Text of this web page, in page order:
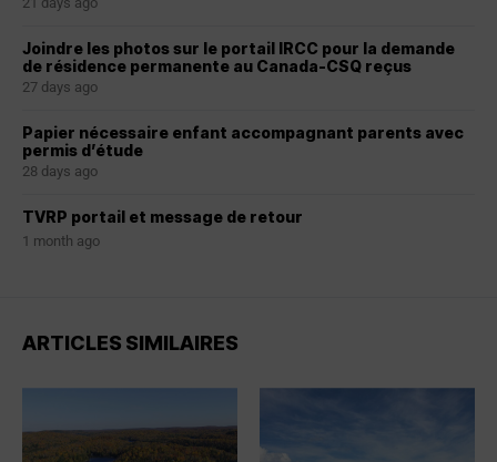
Joindre les photos sur le portail IRCC pour la demande
de résidence permanente au Canada-CSQ reçus
27 days ago
Papier nécessaire enfant accompagnant parents avec
permis d’étude
28 days ago
TVRP portail et message de retour
1 month ago
ARTICLES SIMILAIRES